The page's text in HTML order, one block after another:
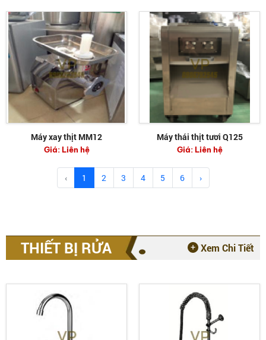
Máy xay thịt MM12
Giá:Liên hệ
Máy thái thịt tươi Q125
Giá:Liên hệ
‹ 1 2 3 4 5 6 ›
THIẾT BỊ RỬA Xem Chi Tiết